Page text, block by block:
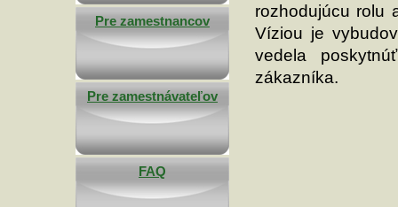
Pre zamestnancov
Pre zamestnávateľov
FAQ
rozhodujúcu rolu
Víziou je
vedela
zákazníka.